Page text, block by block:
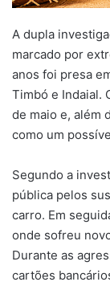
A dupla
marcado por
anos foi presa
Timbó e Indaial.
de maio e, além
como um
Segundo a
pública pelos
carro. Em
onde sofreu
Durante as
cartões